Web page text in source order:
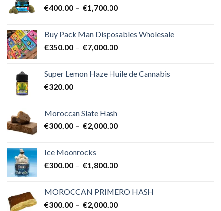
€400.00 – €1,700.00Plage
€400.00
à
Buy Pack Man Disposables Wholesale
€350.00 – €7,000.00Plage
€350.00
Super Lemon Haze Huile de Cannabis
€320.00
Moroccan Slate Hash
€300.00 – €2,000.00Plage
à
Ice Moonrocks
€300.00 – €1,800.00Plage
€300.00
à
MOROCCAN PRIMERO HASH
€300.00 – €2,000.00Plage